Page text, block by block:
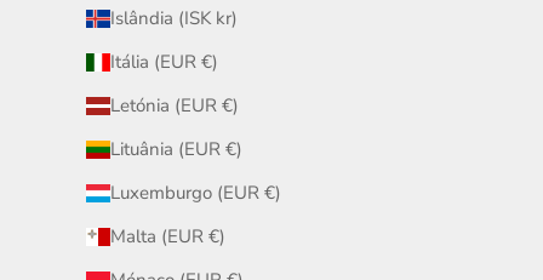
Islândia (ISK kr)
Itália (EUR €)
Letónia (EUR €)
Lituânia (EUR €)
Luxemburgo (EUR €)
Malta (EUR €)